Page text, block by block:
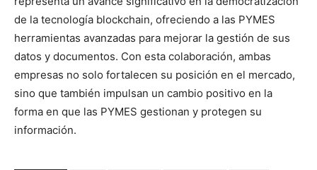
de la tecnología blockchain, ofreciendo a las PYMES
herramientas avanzadas para mejorar la gestión de sus
datos y documentos. Con esta colaboración, ambas
empresas no solo fortalecen su posición en el mercado,
sino que también impulsan un cambio positivo en la
forma en que las PYMES gestionan y protegen su
información.